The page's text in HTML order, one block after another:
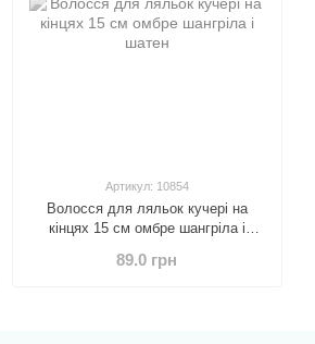
Артикул: 10854
Волосся для ляльок кучері на
кінцях 15 см омбре шангріла і
89.0 грн